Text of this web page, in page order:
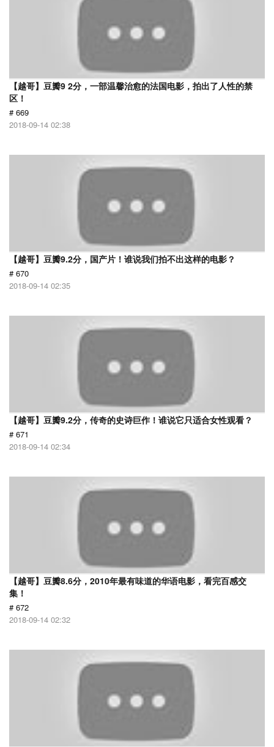
【越哥】豆瓣9 2分，一部温馨治愈的法国电影，拍出了人性的禁
区！
# 669
2018-09-14 02:38
【越哥】豆瓣9.2分，国产片！谁说我们拍不出这样的电影？
# 670
2018-09-14 02:35
【越哥】豆瓣9.2分，传奇的史诗巨作！谁说它只适合女性观看？
# 671
2018-09-14 02:34
【越哥】豆瓣8.6分，2010年最有味道的华语电影，看完百感交
集！
# 672
2018-09-14 02:32